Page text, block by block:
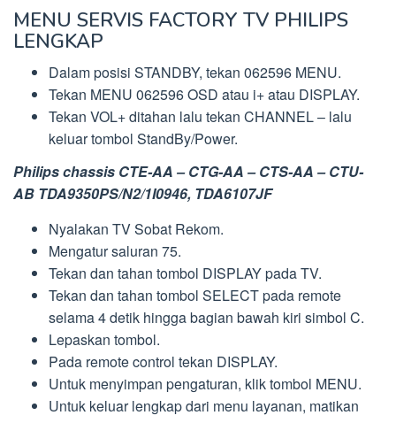
MENU SERVIS FACTORY TV PHILIPS
LENGKAP
Dalam posisi STANDBY, tekan 062596 MENU.
Tekan MENU 062596 OSD atau i+ atau DISPLAY.
Tekan VOL+ ditahan lalu tekan CHANNEL – lalu
keluar tombol StandBy/Power.
Philips chassis CTE-AA – CTG-AA – CTS-AA – CTU-
AB TDA9350PS/N2/1I0946, TDA6107JF
Nyalakan TV Sobat Rekom.
Mengatur saluran 75.
Tekan dan tahan tombol DISPLAY pada TV.
Tekan dan tahan tombol SELECT pada remote
selama 4 detik hingga bagian bawah kiri simbol C.
Lepaskan tombol.
Pada remote control tekan DISPLAY.
Untuk menyimpan pengaturan, klik tombol MENU.
Untuk keluar lengkap dari menu layanan, matikan